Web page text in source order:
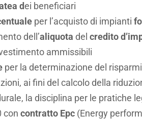
dei beneficiari
per l’acquisto di impianti
dell’aliquota del credito
ammissibili
per la determinazione del
ai fini del calcolo della
la disciplina per le pratiche
con contratto Epc (Energy